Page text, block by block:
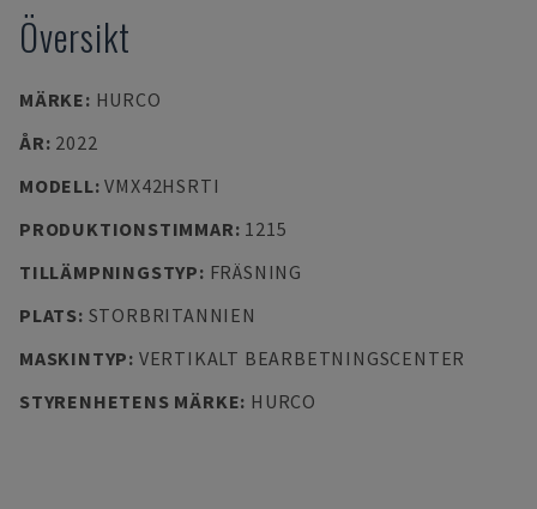
Översikt
MÄRKE: HURCO
ÅR: 2022
MODELL:VMX42HSRTI
PRODUKTIONSTIMMAR: 1215
TILLÄMPNINGSTYP: FRÄSNING
PLATS: STORBRITANNIEN
MASKINTYP: VERTIKALT BEARBETNINGSCENTER
STYRENHETENS MÄRKE: HURCO